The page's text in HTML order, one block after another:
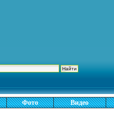
Фото Видео